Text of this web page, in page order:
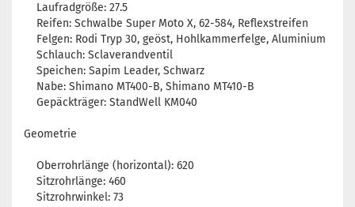
Laufradgröße: 27.5
Reifen: Schwalbe Super Moto X, 62-584, Reflexstreifen
Felgen: Rodi Tryp 30, geöst, Hohlkammerfelge, Aluminium
Schlauch: Sclaverandventil
Speichen: Sapim Leader, Schwarz
Nabe: Shimano MT400-B, Shimano MT410-B
Gepäckträger: StandWell KM040
Geometrie
Oberrohrlänge (horizontal): 620
Sitzrohrlänge: 460
Sitzrohrwinkel: 73